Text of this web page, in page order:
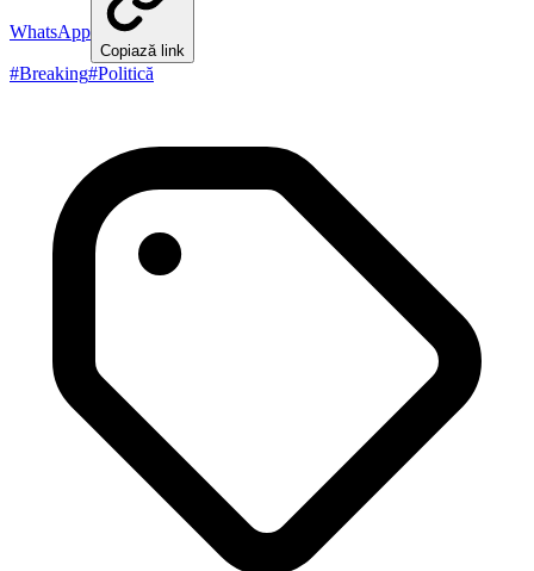
WhatsApp
Copiază link
#Breaking#Politică